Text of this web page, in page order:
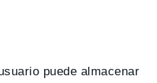
puede almacenar